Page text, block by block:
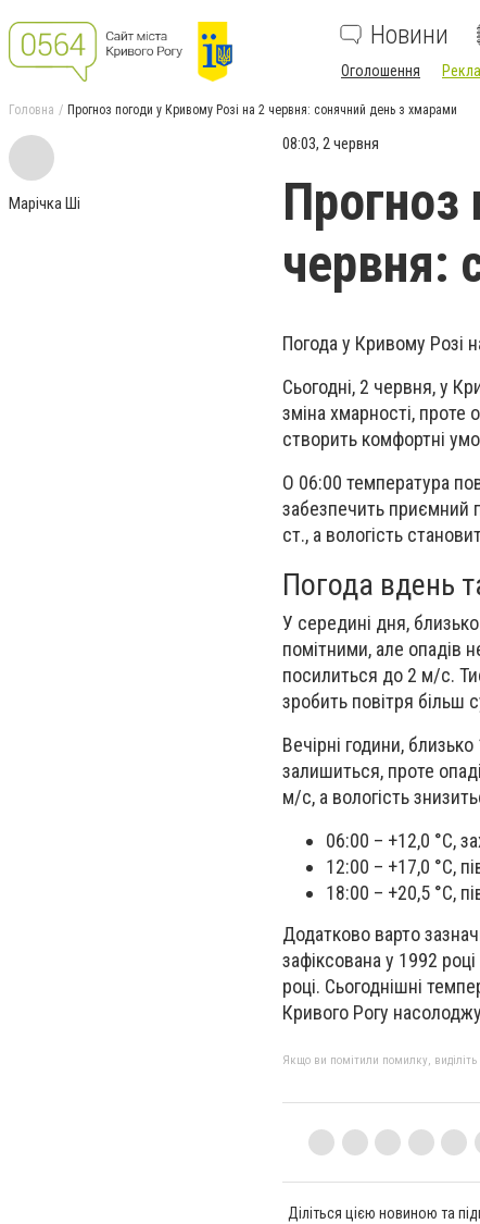
Новини
Оголошення
Головна Прогноз погоди у Кривому Розі на 2 червня: сонячний день з хмарами
Марічка Ші
08:03, 2 червня
Прогноз
червня:
Погода у Кривому Розі
Сьогодні, 2 червня, у
зміна хмарності,
створить комфортні
О 06:00 температура
забезпечить приємний
ст., а вологість
Погода вдень
У середині дня,
помітними, але опадів
посилиться до 2 м/с.
зробить повітря більш
Вечірні години,
залишиться, проте
м/с, а вологість
06:00 – +12,0 °С,
12:00 – +17,0 °С,
18:00 – +20,5 °С,
Додатково варто
зафіксована у 1992
році. Сьогоднішні
Кривого Рогу
Якщо ви помітили помилку, виділіть
Діліться цією новиною та